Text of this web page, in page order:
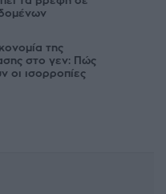
της
στο γεν: Πώς
οι ισορροπίες